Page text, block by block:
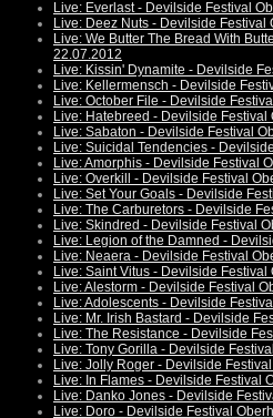
Live: Everlast - Devilside Festival
Live: Deez Nuts - Devilside Festival
Live: We Butter The Bread With
22.07.2012
Live: Kissin' Dynamite - Devilside
Live: Kellermensch - Devilside
Live: October File - Devilside
Live: Hatebreed - Devilside
Live: Sabaton - Devilside Festival
Live: Suicidal Tendencies -
Live: Amorphis - Devilside Festival
Live: Overkill - Devilside Festival
Live: Set Your Goals - Devilside
Live: The Carburetors - Devilside
Live: Skindred - Devilside Festival
Live: Legion of the Damned -
Live: Neaera - Devilside Festival
Live: Saint Vitus - Devilside
Live: Alestorm - Devilside Festival
Live: Adolescents - Devilside
Live: Mr. Irish Bastard - Devilside
Live: The Resistance - Devilside
Live: Tony Gorilla - Devilside
Live: Jolly Roger - Devilside
Live: In Flames - Devilside Festival
Live: Danko Jones - Devilside
Live: Doro - Devilside Festival